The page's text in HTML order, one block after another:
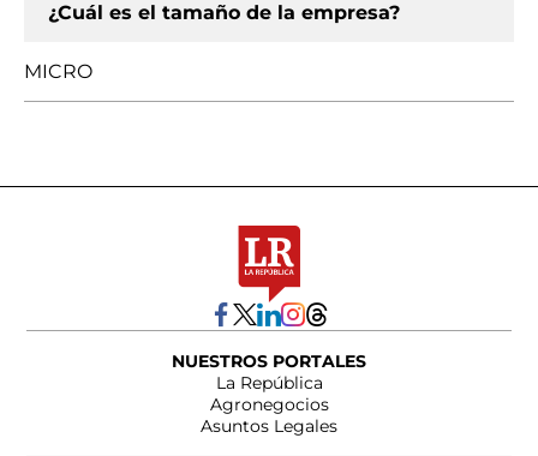
¿Cuál es el tamaño de la empresa?
MICRO
NUESTROS PORTALES
La República
Agronegocios
Asuntos Legales